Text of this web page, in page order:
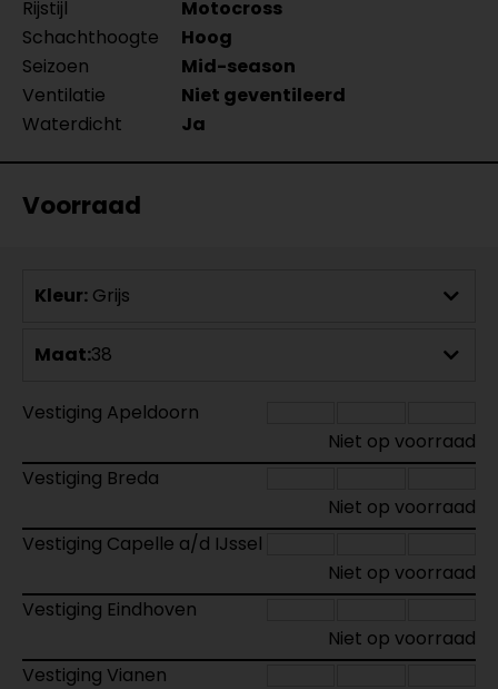
Rijstijl
Motocross
Schachthoogte
Hoog
Seizoen
Mid-season
Ventilatie
Niet geventileerd
Waterdicht
Ja
Voorraad
Kleur: Grijs
Maat:38
Vestiging Apeldoorn
Niet op voorraad
Vestiging Breda
Niet op voorraad
Vestiging Capelle a/d IJssel
Niet op voorraad
Vestiging Eindhoven
Niet op voorraad
Vestiging Vianen